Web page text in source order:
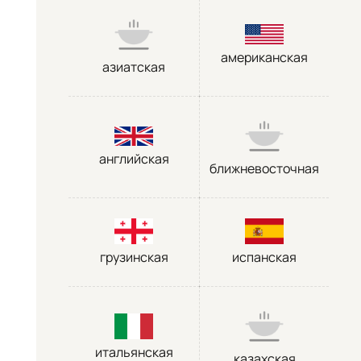
азиатская
американская
английская
ближневосточная
грузинская испанская
итальянская